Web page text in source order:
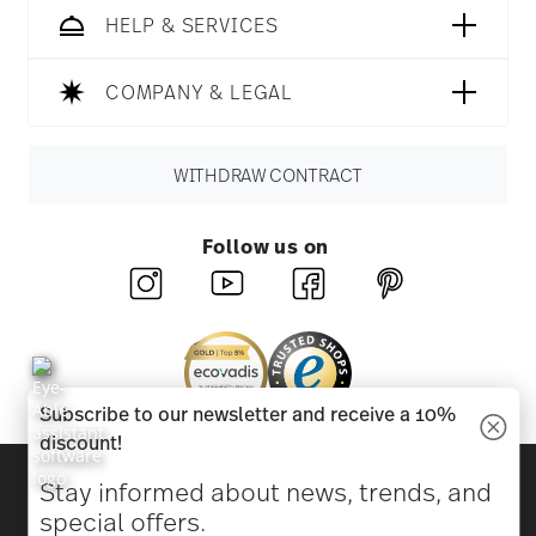
HELP & SERVICES
COMPANY & LEGAL
WITHDRAW CONTRACT
Follow us on
Beauty & functionality for your home
Subscribe to our newsletter and receive a 10%
discount!
Stay informed about news, trends, and
special offers.